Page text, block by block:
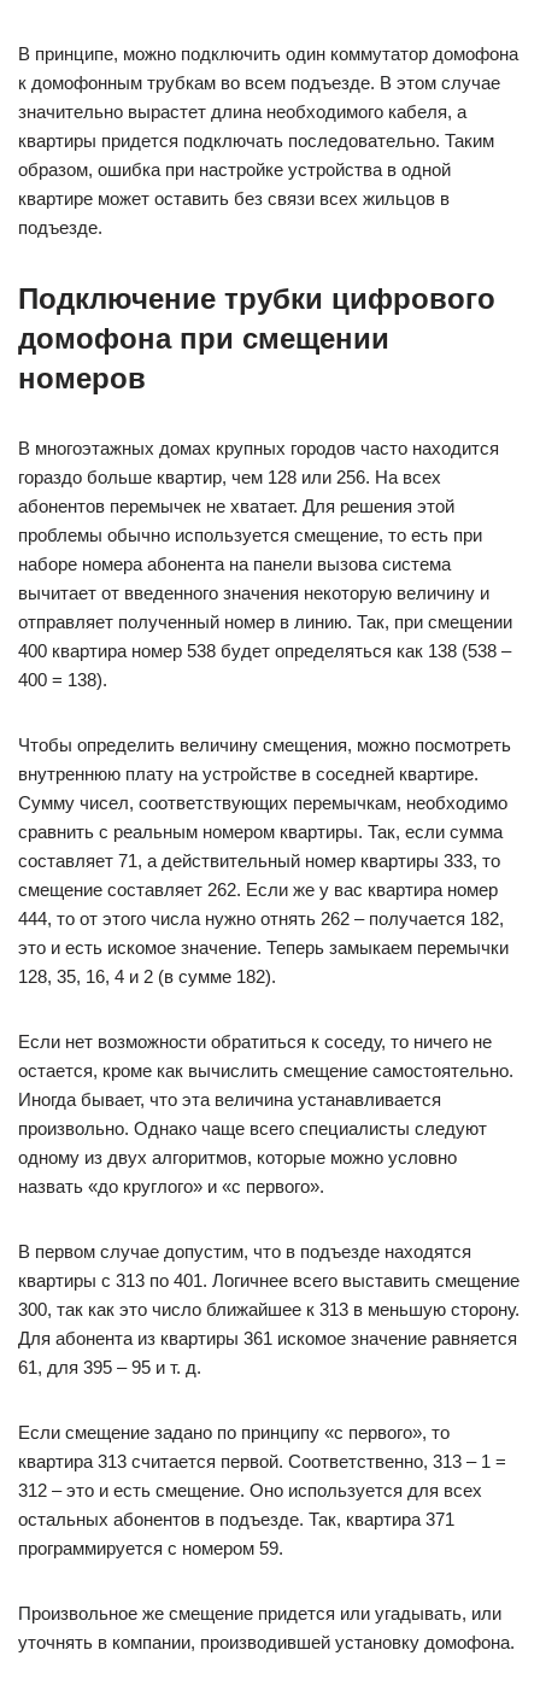
В принципе, можно подключить один коммутатор домофона
к домофонным трубкам во всем подъезде. В этом случае
значительно вырастет длина необходимого кабеля, а
квартиры придется подключать последовательно. Таким
образом, ошибка при настройке устройства в одной
квартире может оставить без связи всех жильцов в
подъезде.
Подключение трубки цифрового
домофона при смещении
номеров
В многоэтажных домах крупных городов часто находится
гораздо больше квартир, чем 128 или 256. На всех
абонентов перемычек не хватает. Для решения этой
проблемы обычно используется смещение, то есть при
наборе номера абонента на панели вызова система
вычитает от введенного значения некоторую величину и
отправляет полученный номер в линию. Так, при смещении
400 квартира номер 538 будет определяться как 138 (538 –
400 = 138).
Чтобы определить величину смещения, можно посмотреть
внутреннюю плату на устройстве в соседней квартире.
Сумму чисел, соответствующих перемычкам, необходимо
сравнить с реальным номером квартиры. Так, если сумма
составляет 71, а действительный номер квартиры 333, то
смещение составляет 262. Если же у вас квартира номер
444, то от этого числа нужно отнять 262 – получается 182,
это и есть искомое значение. Теперь замыкаем перемычки
128, 35, 16, 4 и 2 (в сумме 182).
Если нет возможности обратиться к соседу, то ничего не
остается, кроме как вычислить смещение самостоятельно.
Иногда бывает, что эта величина устанавливается
произвольно. Однако чаще всего специалисты следуют
одному из двух алгоритмов, которые можно условно
назвать «до круглого» и «с первого».
В первом случае допустим, что в подъезде находятся
квартиры с 313 по 401. Логичнее всего выставить смещение
300, так как это число ближайшее к 313 в меньшую сторону.
Для абонента из квартиры 361 искомое значение равняется
61, для 395 – 95 и т. д.
Если смещение задано по принципу «с первого», то
квартира 313 считается первой. Соответственно, 313 – 1 =
312 – это и есть смещение. Оно используется для всех
остальных абонентов в подъезде. Так, квартира 371
программируется с номером 59.
Произвольное же смещение придется или угадывать, или
уточнять в компании, производившей установку домофона.